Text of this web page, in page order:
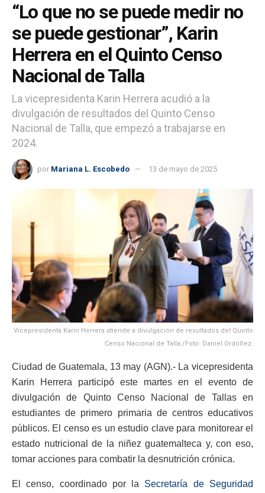
“Lo que no se puede medir no
se puede gestionar”, Karin
Herrera en el Quinto Censo
Nacional de Talla
La vicepresidenta Karin Herrera acudió a la
divulgación de resultados del Quinto Censo
Nacional de Talla, que empezó a trabajarse en
2024.
por Mariana L. Escobedo 13 de mayo de 2025
Vicepresidenta Karin Herrera atiende a divulgación de resultados del Quinto
Censo Nacional de Talla./Foto: Daniel Ordóñez.
Ciudad de Guatemala, 13 may (AGN).- La vicepresidenta
Karin Herrera participó este martes en el evento de
divulgación de Quinto Censo Nacional de Tallas en
estudiantes de primero primaria de centros educativos
públicos. El censo es un estudio clave para monitorear el
estado nutricional de la niñez guatemalteca y, con eso,
tomar acciones para combatir la desnutrición crónica.
El censo, coordinado por la Secretaría de Seguridad